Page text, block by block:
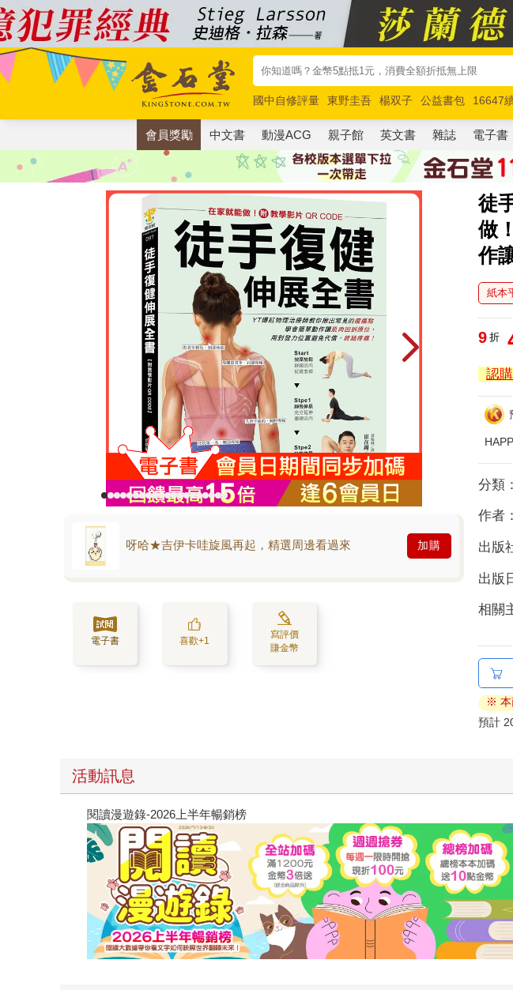
國中自修評量 東野圭吾 楊双子 公益書包 16647
唯紅花綻放
奧德賽 路邊攤新作 馬斯克 玩具總動
會員獎勵 中文書 動漫ACG 親子館 英文書 雜誌 電子書
徒
做
作
呀哈★吉伊卡哇旋風再起，精選周邊看過來 加購
電子書 喜歡+1
寫評價
賺金幣
紙本
9 折
認
分類：
作者：
出版
出版
相關
※ 本
預計
活動訊息
閱讀漫遊錄-2026上半年暢銷榜